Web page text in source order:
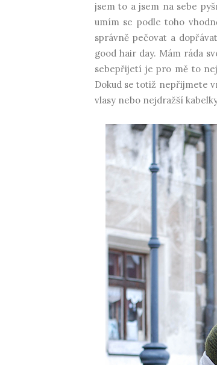
jsem to a jsem na sebe
umím se podle toho
správně pečovat a
good hair day. Mám ráda
sebepřijetí je pro mě to
Dokud se totiž nepřijmete
vlasy nebo nejdražší